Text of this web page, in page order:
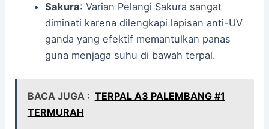
Sakura: Varian Pelangi Sakura sangat
diminati karena dilengkapi lapisan anti-UV
ganda yang efektif memantulkan panas
guna menjaga suhu di bawah terpal.
BACA JUGA : TERPAL A3 PALEMBANG #1
TERMURAH